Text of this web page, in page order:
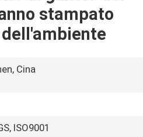
stampato
Cina
ISO9001